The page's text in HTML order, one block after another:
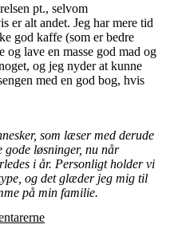
pt., selvom
er alt andet. Jeg har mere tid
god kaffe (som er bedre
og lave en masse god mad og
og jeg nyder at kunne
med en god bog, hvis
som læser med derude
gode løsninger, nu når
i år. Personligt holder vi
og det glæder jeg mig til
på min familie.